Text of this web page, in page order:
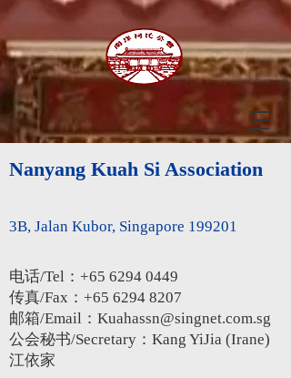
Nanyang Kuah Si Association
3B, Jalan Kubor, Singapore 199201
电话/Tel：+65 6294 0449
传真/Fax：+65 6294 8207
邮箱/Email： Kuahassn@singnet.com.sg
公会秘书/Secretary：Kang YiJia (Irane)
江依家